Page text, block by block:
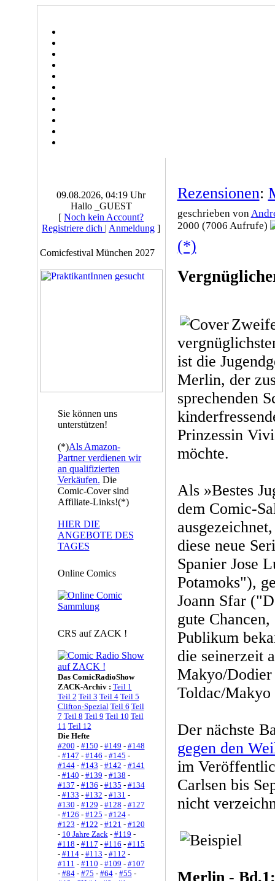
09.08.2026, 04:19 Uhr
Hallo _GUEST
[ Noch kein Account?
Registriere dich | Anmeldung ]
Comicfestival München 2027
Sie können uns
unterstützen!
(*)Als Amazon-
Partner verdienen wir
an qualifizierten
Verkäufen. Die
Comic-Cover sind
Affiliate-Links!(*)
HIER DIE
ANGEBOTE DES
TAGES
Online Comics
CRS auf ZACK !
Das ComicRadioShow
ZACK-Archiv : Teil 1
Teil 2 Teil 3 Teil 4 Teil 5
Clifton-Spezial Teil 6 Teil
7 Teil 8 Teil 9 Teil 10 Teil
11 Teil 12
Die Hefte
#200 - #150 - #149 - #148
- #147 - #146 - #145 -
#144- #143 - #142 - #141
- #140 - #139 - #138 -
#137 - #136 - #135 - #134
- #133 - #132 - #131 -
#130 - #129 - #128 - #127
- #126 - #125 - #124-
#123 - #122 - #121 - #120
- 10 Jahre Zack- #119 -
#118 - #117 - #116 - #115
- #114- #113 - #112 -
#111 - #110 - #109 - #107
- #84- #75 - #64- #55 -
Rezensionen:
geschrieben von
2000 (7006 Aufrufe)
(*)
ist die
Merlin, der
sprechenden
Prinzessin
möchte.
Als »Bestes
dem Comic-
diese neue
Spanier Jose
Potamoks"),
Joann Sfar
gute
Publikum
die seinerzeit
Makyo/
Toldac/
Der nächste
gegen den
im
Carlsen bis
nicht
Merlin -